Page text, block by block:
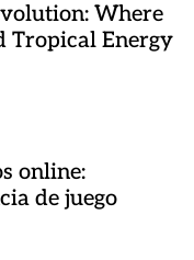
Where
Tropical Energy
online:
de juego